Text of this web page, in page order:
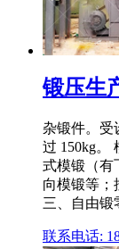
锻压生
杂锻件。受
过 150kg。
式模锻（有
向模锻等；
三、自由锻
联系电话: